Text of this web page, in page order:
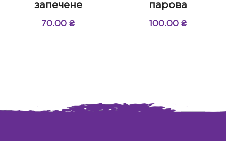
запечене
70.00₴
парова
100.00 ₴